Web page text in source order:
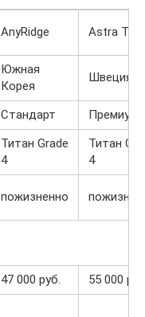
AnyRidge Astra
Южная
Корея
Швеция
Стандарт
Премиум
Титан Grade
4
Титан
4
пожизненно
47 000 руб.
55 000